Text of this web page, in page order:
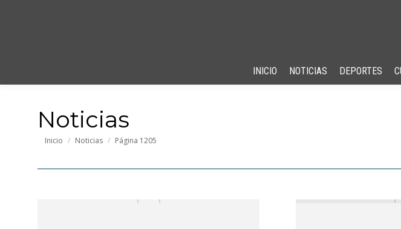
INICIO NOTICIAS DEPORTES
Noticias
Estás aquí:
Inicio Noticias Página 1205